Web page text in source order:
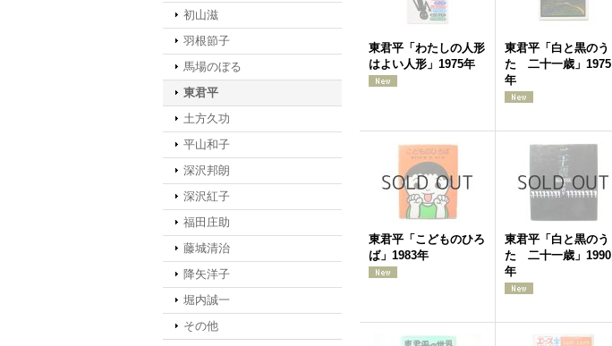
初山滋
羽根節子
馬場のぼる
東君平
土方久功
平山和子
深沢邦朗
深沢紅子
福田庄助
藤城清治
降矢洋子
堀内誠一
その他
東君平「わたしの人形
はよい人形」1975年
東君平「白と黒のう
た 二十一歳」1975
年
東君平「こどものひろ
ば」1983年
東君平「白と黒のう
た 二十一歳」1990
年